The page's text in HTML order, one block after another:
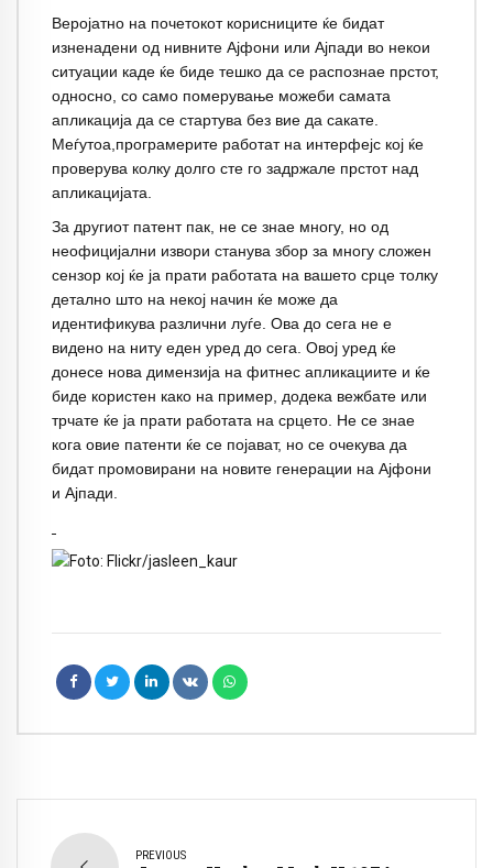
Веројатно на почетокот корисниците ќе бидат
изненадени од нивните Ајфони или Ајпади во некои
ситуации каде ќе биде тешко да се распознае прстот,
односно, со само померување можеби самата
апликација да се стартува без вие да сакате.
Меѓутоа,програмерите работат на интерфејс кој ќе
проверува колку долго сте го задржале прстот над
апликацијата.
За другиот патент пак, не се знае многу, но од
неофицијални извори станува збор за многу сложен
сензор кој ќе ја прати работата на вашето срце толку
детално што на некој начин ќе може да
идентификува различни луѓе. Ова до сега не е
видено на ниту еден уред до сега. Овој уред ќе
донесе нова димензија на фитнес апликациите и ќе
биде користен како на пример, додека вежбате или
трчате ќе ја прати работата на срцето. Не се знае
кога овие патенти ќе се појават, но се очекува да
бидат промовирани на новите генерации на Ајфони
и Ајпади.
PREVIOUS